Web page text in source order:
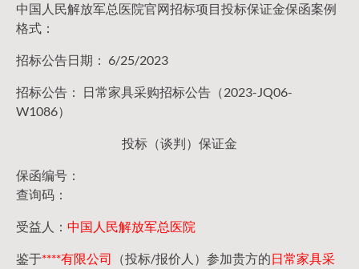
中国人民解放军总医院官网招标项目投标保证金保函案例
格式：
招标公告日期： 6/25/2023
招标公告： 日常家具采购招标公告（2023-JQ06-
W1086）
投标（谈判）保证金
保函编号：
查询码：
受益人： 中国人民解放军总医院
鉴于****有限公司 （投标/报价人）参加贵方的日常家具采